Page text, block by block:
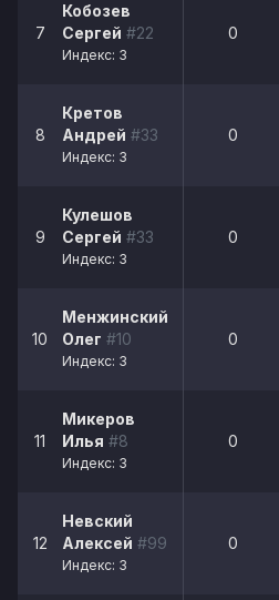
7
Кобозев
Сергей #22
Индекс: 3
0
8
Кретов
Андрей #33
Индекс: 3
0
9
Кулешов
Сергей #33
Индекс: 3
0
10
Менжинский
Олег #10
Индекс: 3
0
11
Микеров
Илья #8
Индекс: 3
0
12
Невский
Алексей #99
Индекс: 3
0